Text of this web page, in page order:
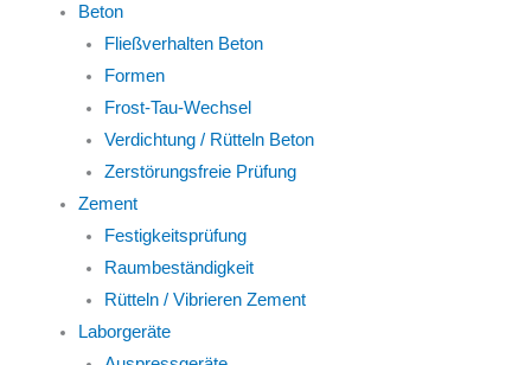
Beton
Fließverhalten Beton
Formen
Frost-Tau-Wechsel
Verdichtung / Rütteln Beton
Zerstörungsfreie Prüfung
Zement
Festigkeitsprüfung
Raumbeständigkeit
Rütteln / Vibrieren Zement
Laborgeräte